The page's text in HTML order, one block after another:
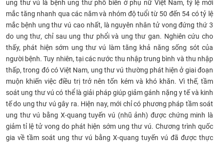
CỰU NGƯỜI HỌC
ung thư vú là bệnh ung thư phổ biến ở phụ nữ Việt Nam, tỷ lệ mới
mắc tăng nhanh qua các năm và nhóm độ tuổi từ 50 đến 54 có tỷ lệ
mắc bệnh ung thư vú cao nhất, là nguyên nhân tử vong đứng thứ 3
do ung thư, chỉ sau ung thư phổi và ung thư gan. Nghiên cứu cho
thấy, phát hiện sớm ung thư vú làm tăng khả năng sống sót của
người bệnh. Tuy nhiên, tại các nước thu nhập trung bình và thu nhập
thấp, trong đó có Việt Nam, ung thư vú thường phát hiện ở giai đoạn
muộn khiến việc điều trị trở nên tốn kém và khó khăn. Vì thế, tầm
soát ung thư vú có thể là giải pháp giúp giảm gánh nặng y tế và kinh
tế do ung thư vú gây ra. Hiện nay, mới chỉ có phương pháp tầm soát
ung thư vú bằng X-quang tuyến vú (nhũ ảnh) được chứng minh là
giảm tỉ lệ tử vong do phát hiện sớm ung thư vú. Chương trình quốc
gia về tầm soát ung thư vú bằng X-quang tuyến vú đã được thực